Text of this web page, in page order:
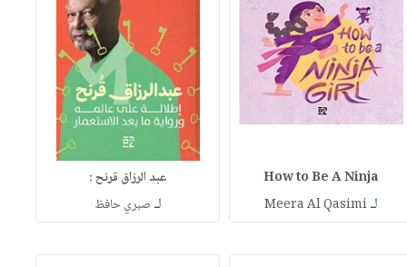
How to Be A Ninja
لـMeera Al Qasimi
عبد الرزاق قرنح :
لـ صبري حافظ